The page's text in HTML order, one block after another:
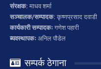
संरक्षक: माधव शर्मा
सञ्चालक/सम्पादक: कृष्णप्रसाद दवाडी
कार्यकारी सम्पादकः गणेश पहारी
ब्यवस्थापकः अनिल पौडेल
सम्पर्क ठेगाना